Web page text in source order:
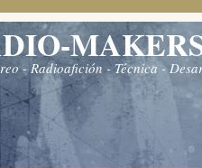
- Radioafición - Técnica -